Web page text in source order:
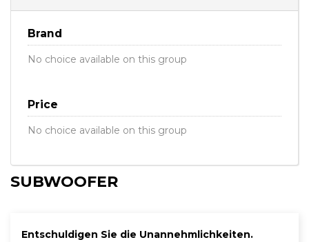
Brand
No choice available on this group
Price
No choice available on this group
SUBWOOFER
Entschuldigen Sie die Unannehmlichkeiten.